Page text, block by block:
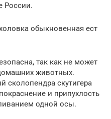
России.
обыкновенная ест
так как не может
животных.
сколопендра скутигера
и припухлость
одной осы.